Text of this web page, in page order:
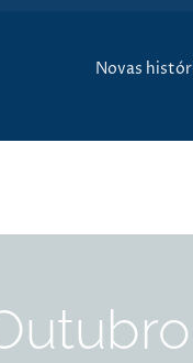
Pular para
Novas